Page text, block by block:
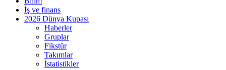
İş ve finans
2026 Dünya Kupası
Haberler
Gruplar
Fikstür
Takımlar
İstatistikler